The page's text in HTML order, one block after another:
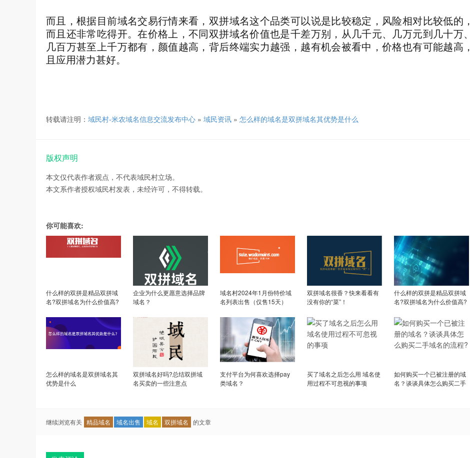
而且，根据目前域名交易行情来看，双拼域名这个品类可以说是比较稳定，风险相对比较低的，
而且还非常吃得开。在价格上，不同双拼域名价值也是千差万别，从几千元、几万元到几十万、
几百万甚至上千万都有，颜值越高，背后终端实力越强，越有机会被看中，价格也有可能越高，
且应用潜力甚好。
转载请注明： 域民村-米农域名信息交流发布中心 » 域民资讯 » 怎么样的域名是双拼域名其优势是什么
版权声明
本文仅代表作者观点，不代表域民村立场。
本文系作者授权域民村发表，未经许可，不得转载。
你可能喜欢:
什么样的双拼是精品双拼域
名?双拼域名为什么价值高?
企业为什么更愿意选择品牌
域名？
域名村2024年1月份特价域
名列表出售（仅售15天）
双拼域名很香？快来看看有
没有你的“菜”！
什么样的双拼是精品双拼域
名?双拼域名为什么价值高?
怎么样的域名是双拼域名其
优势是什么
双拼域名好吗?总结双拼域
名买卖的一些注意点
支付平台为何喜欢选择pay
类域名？
买了域名之后怎么用 域名使
用过程不可忽视的事项
如何购买一个已被注册的域
名？谈谈具体怎么购买二手
继续浏览有关 精品域名 域名出售 域名 双拼域名 的文章